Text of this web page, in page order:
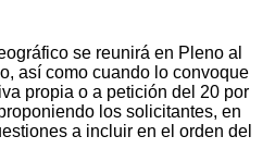
se reunirá en Pleno al
así como cuando lo convoque
propia o a petición del 20 por
los solicitantes, en
a incluir en el orden del